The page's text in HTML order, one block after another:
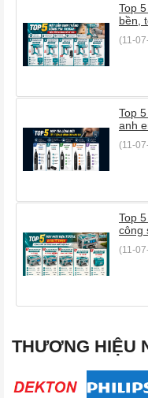
Top
bền,
(11-
Top
anh
(11-
Top
công
(11-
THƯƠNG HIỆU